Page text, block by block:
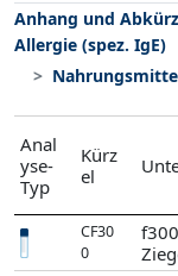
Anhang und
Allergie (spez. IgE)
Anal
yse-
Typ
Kürz
el
CF30
0